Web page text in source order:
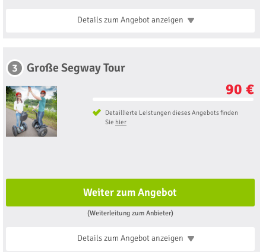
Details zum Angebotanzeigen
3 Große Segway Tour
90 €
Detaillierte Leistungen dieses Angebots finden
Sie hier
Weiter zum Angebot
(Weiterleitung zum Anbieter)
Details zum Angebotanzeigen